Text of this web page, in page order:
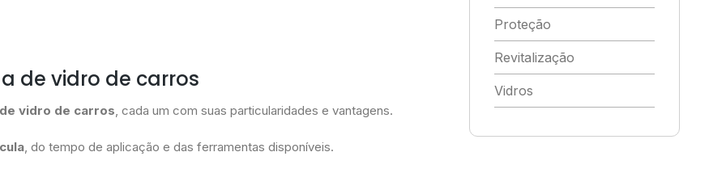
de vidro de carros
vidro de carros , cada um com suas particularidades e vantagens.
, do tempo de aplicação e das ferramentas disponíveis.
Proteção
Revitalização
Vidros